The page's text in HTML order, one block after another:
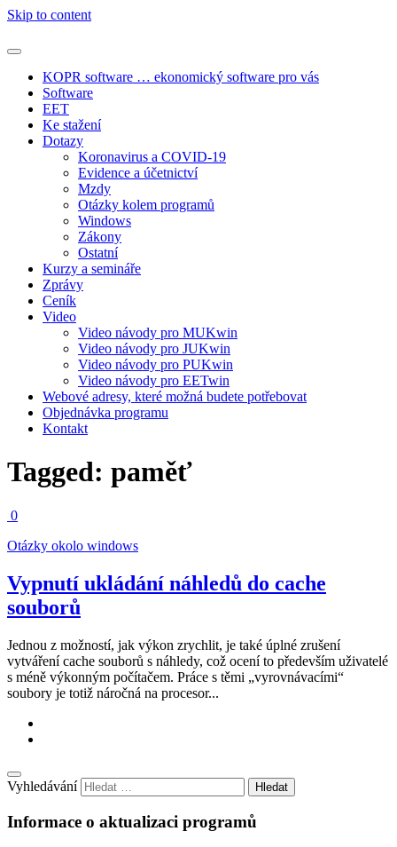
Skip to content
KOPR software … ekonomický software pro vás
Software
EET
Ke stažení
Dotazy
Koronavirus a COVID-19
Evidence a účetnictví
Mzdy
Otázky kolem programů
Windows
Zákony
Ostatní
Kurzy a semináře
Zprávy
Ceník
Video
Video návody pro MUKwin
Video návody pro JUKwin
Video návody pro PUKwin
Video návody pro EETwin
Webové adresy, které možná budete potřebovat
Objednávka programu
Kontakt
Tagged: paměť
0
Otázky okolo windows
Vypnutí ukládání náhledů do cache
souborů
Jednou z možností, jak výkon zrychlit, je také úplné zrušení
vytváření cache souborů s náhledy, což ocení to především uživatelé
s méně výkonným počítačem. Práce s těmi „vyrovnávacími“
soubory je totiž náročná na procesor...
Vyhledávání
Informace o aktualizaci programů